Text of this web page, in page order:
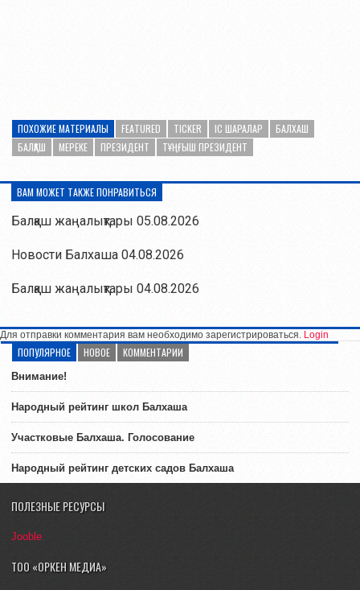
ПОХОЖИЕ МАТЕРИАЛЫ FEATURED TICKER ІС ШАРАЛАР
БАЛХАШ
БАЛҚАШ
МЕРЕКЕ ПРЕЗИДЕНТ ТҰҢҒЫШ ПРЕЗИДЕНТ
ВАМ МОЖЕТ ТАКЖЕ ПОНРАВИТЬСЯ
Балқаш жаңалықтары 05.08.2026
Новости Балхаша 04.08.2026
Балқаш жаңалықтары 04.08.2026
Для отправки комментария вам необходимо зарегистрироваться. Login
ПОПУЛЯРНОЕ НОВОЕ КОММЕНТАРИИ
Внимание!
Народный рейтинг школ Балхаша
Участковые Балхаша. Голосование
Народный рейтинг детских садов Балхаша
ПОЛЕЗНЫЕ РЕСУРСЫ
Jooble
ТОО «ОРКЕН МЕДИА»